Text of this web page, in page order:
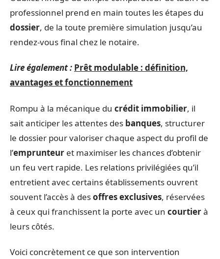
professionnel prend en main toutes les étapes du
dossier, de la toute première simulation jusqu’au
rendez-vous final chez le notaire.
Lire également : Prêt modulable : définition,
avantages et fonctionnement
Rompu à la mécanique du crédit immobilier, il
sait anticiper les attentes des banques, structurer
le dossier pour valoriser chaque aspect du profil de
l’emprunteur et maximiser les chances d’obtenir
un feu vert rapide. Les relations privilégiées qu’il
entretient avec certains établissements ouvrent
souvent l’accès à desoffres exclusives, réservées
à ceux qui franchissent la porte avec un courtierà
leurs côtés.
Voici concrètement ce que son intervention